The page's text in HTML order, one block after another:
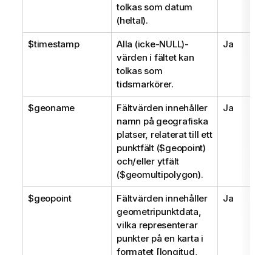
tolkas som datum
(heltal).
$timestamp Alla (icke-NULL)-
värden i fältet kan
tolkas som
tidsmarkörer.
Ja
$geoname
Fältvärden innehåller
namn på geografiska
platser, relaterat till ett
punktfält ($geopoint)
och/eller ytfält
($geomultipolygon).
Ja
$geopoint
Fältvärden innehåller
geometripunktdata,
vilka representerar
punkter på en karta i
formatet [longitud,
Ja